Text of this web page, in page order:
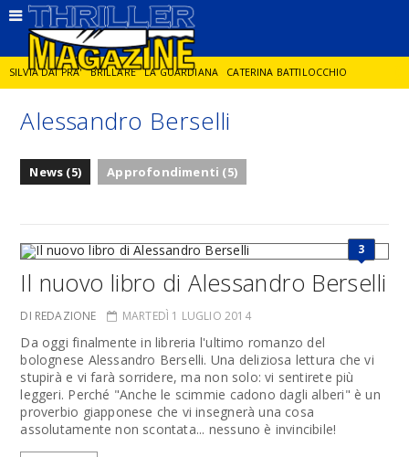
SILVIA DAI PRA' BRILLARE LA GUARDIANA CATERINA BATTILOCCHIO
JORGE DIAZ LA SPIA DELITTO IN CORNICE GIANCARLO DE CATALDO
Alessandro Berselli
News (5) Approfondimenti (5)
3
Il nuovo libro di Alessandro Berselli
DI REDAZIONE MARTEDÌ 1 LUGLIO 2014
Da oggi finalmente in libreria l'ultimo romanzo del
bolognese Alessandro Berselli. Una deliziosa lettura che vi
stupirà e vi farà sorridere, ma non solo: vi sentirete più
leggeri. Perché "Anche le scimmie cadono dagli alberi" è un
proverbio giapponese che vi insegnerà una cosa
assolutamente non scontata... nessuno è invincibile!